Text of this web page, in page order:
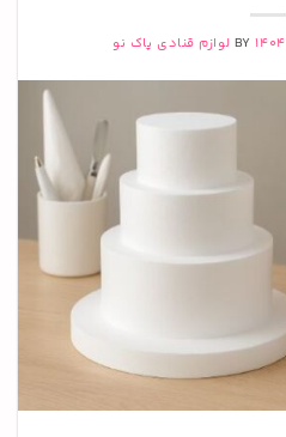
BY لوازم قنادی پاک نو